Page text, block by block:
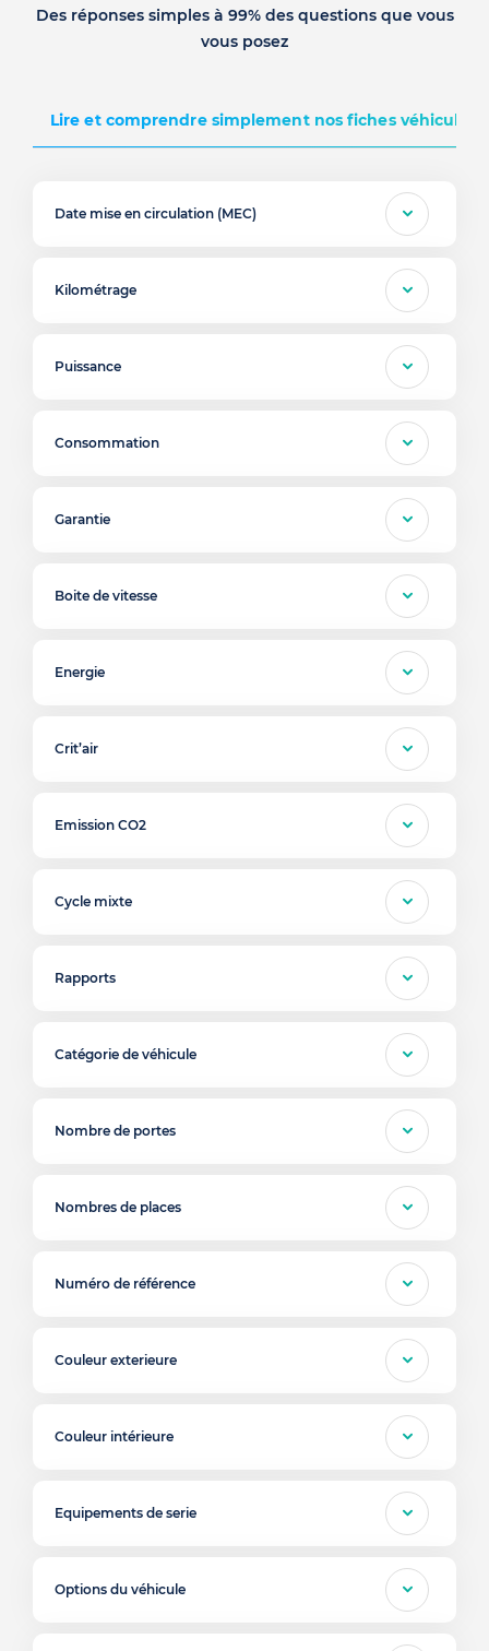
Des réponses simples à 99% des questions que vous
vous posez
Lire et comprendre simplement nos fiches véhicules
Date mise en circulation (MEC)
Kilométrage
Puissance
Consommation
Garantie
Boite de vitesse
Energie
Crit’air
Emission CO2
Cycle mixte
Rapports
Catégorie de véhicule
Nombre de portes
Nombres de places
Numéro de référence
Couleur exterieure
Couleur intérieure
Equipements de serie
Options du véhicule